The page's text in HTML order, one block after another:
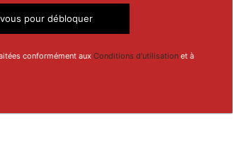
pour débloquer
conformément aux Conditions d'utilisationet à